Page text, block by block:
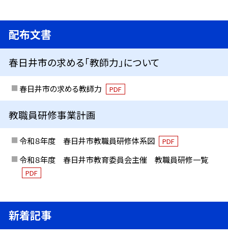
配布文書
春日井市の求める「教師力」について
春日井市の求める教師力 PDF
教職員研修事業計画
令和８年度 春日井市教職員研修体系図 PDF
令和８年度 春日井市教育委員会主催 教職員研修一覧
PDF
新着記事